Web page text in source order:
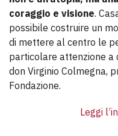
coraggio e visione.
possibile costruire un
di mettere al centro le
particolare attenzione a
don Virginio Colmegna,
Fondazione.
Leggi